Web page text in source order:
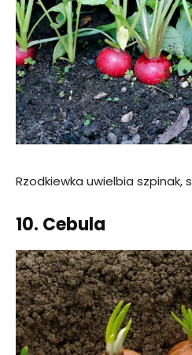
Rzodkiewka uwielbia szpinak,
10. Cebula